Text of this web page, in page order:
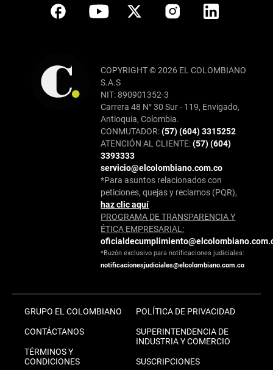
COPYRIGHT © 2026 EL COLOMBIANO
S.A.S
NIT: 890901352-3
Carrera 48 N° 30 Sur - 119, Envigado,
Antioquia, Colombia.
CONMUTADOR:(57) (604) 3315252
ATENCIÓN AL CLIENTE:(57) (604)
3393333
servicio@elcolombiano.com.co
*Para asuntos relacionados con
peticiones, quejas y reclamos (PQR),
haz clic aquí
PROGRAMA DE TRANSPARENCIA Y
ÉTICA EMPRESARIAL:
*Buzón exclusivo para notificaciones judiciales:
notificacionesjudiciales@elcolombiano.com.co
GRUPO EL COLOMBIANO
CONTÁCTANOS
TÉRMINOS Y
CONDICIONES
POLÍTICA DE PRIVACIDAD
SUPERINTENDENCIA DE
INDUSTRIA Y COMERCIO
SUSCRIPCIONES